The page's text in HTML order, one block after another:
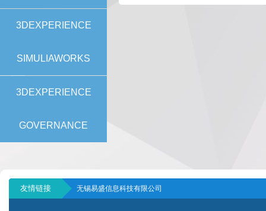
3DEXPERIENCE
SIMULIAWORKS
3DEXPERIENCE
GOVERNANCE
友情链接 无锡易盛信息科技有限公司